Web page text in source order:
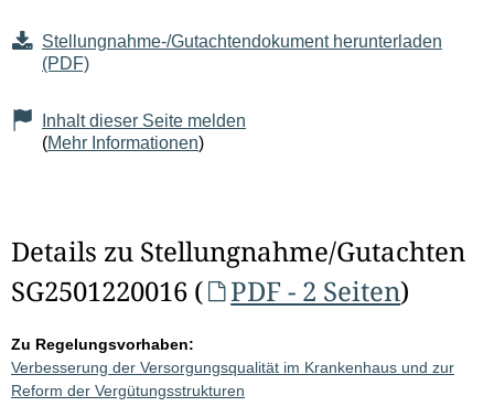
Stellungnahme-/Gutachtendokument herunterladen
(PDF)
Inhalt dieser Seite melden
(Mehr Informationen)
Details zu Stellungnahme/Gutachten
SG2501220016 (
PDF - 2 Seiten)
Zu Regelungsvorhaben:
Verbesserung der Versorgungsqualität im Krankenhaus und zur
Reform der Vergütungsstrukturen